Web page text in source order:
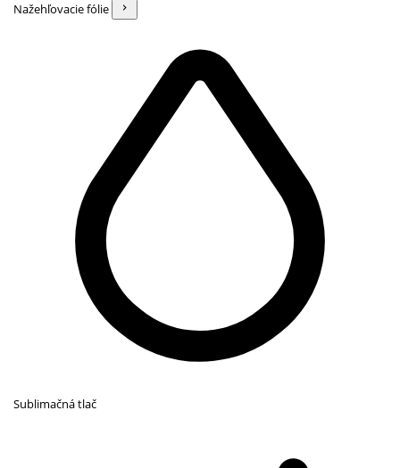
Nažehľovacie fólie
Sublimačná tlač